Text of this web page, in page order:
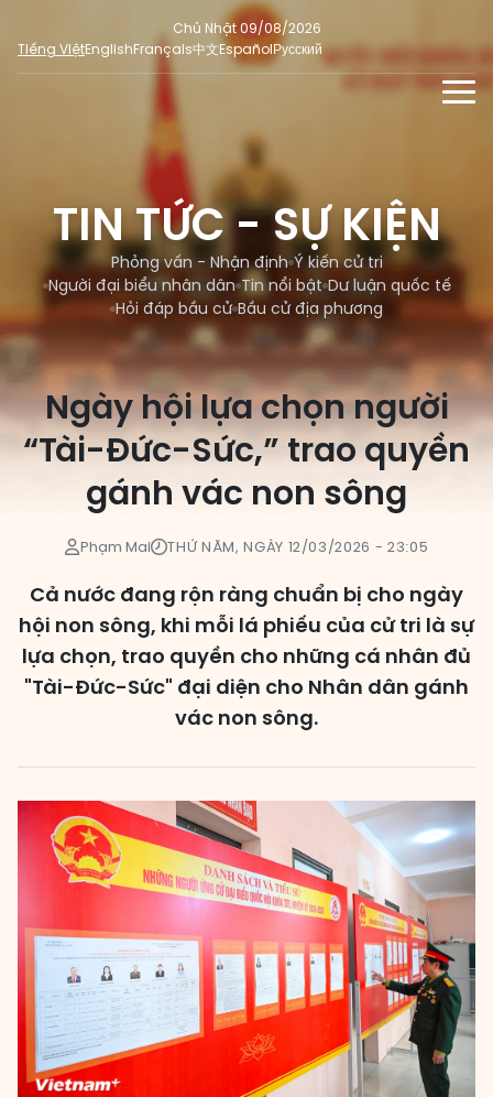
Chủ Nhật 09/08/2026
Tiếng ViệtEnglishFrançais中文EspañolРусский
TIN TỨC - SỰ KIỆN
Phỏng vấn - Nhận định
Ý kiến cử tri
Người đại biểu nhân dân
Tin nổi bật
Dư luận quốc tế
Hỏi đáp bầu cử
Bầu cử địa phương
ĐA PHƯƠNG TIỆN
Ảnh
E-magazine
Infographic
DÀNH CHO BÁO CHÍ
MẠNG XÃ HỘI
SỐ LIỆU BẦU CỬ
Cử tri tham gia bầu cử
Tổng số đại biểu quốc hội
Nữ đại biểu Quốc hội
HĐND cấp tỉnh, thành phố
TIN TỨC - SỰ KIỆN
Phỏng vấn - Nhận định Ý kiến cử tri
Người đại biểu nhân dân Tin nổi bật Dư luận quốc tế
Hỏi đáp bầu cử Bầu cử địa phương
Ngày hội lựa chọn người
“Tài-Đức-Sức,” trao quyền
gánh vác non sông
Phạm Mai THỨ NĂM, NGÀY 12/03/2026 - 23:05
Cả nước đang rộn ràng chuẩn bị cho ngày
hội non sông, khi mỗi lá phiếu của cử tri là sự
lựa chọn, trao quyền cho những cá nhân đủ
"Tài-Đức-Sức" đại diện cho Nhân dân gánh
vác non sông.